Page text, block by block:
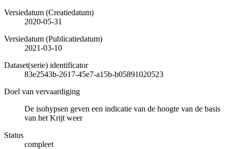
Versiedatum (Creatiedatum)
2020-05-31
Versiedatum (Publicatiedatum)
2021-03-10
Dataset(serie) identificator
83e2543b-2617-45e7-a15b-b05891020523
Doel van vervaardiging
De isohypsen geven een indicatie van de hoogte van de basis
van het Krijt weer
Status
compleet